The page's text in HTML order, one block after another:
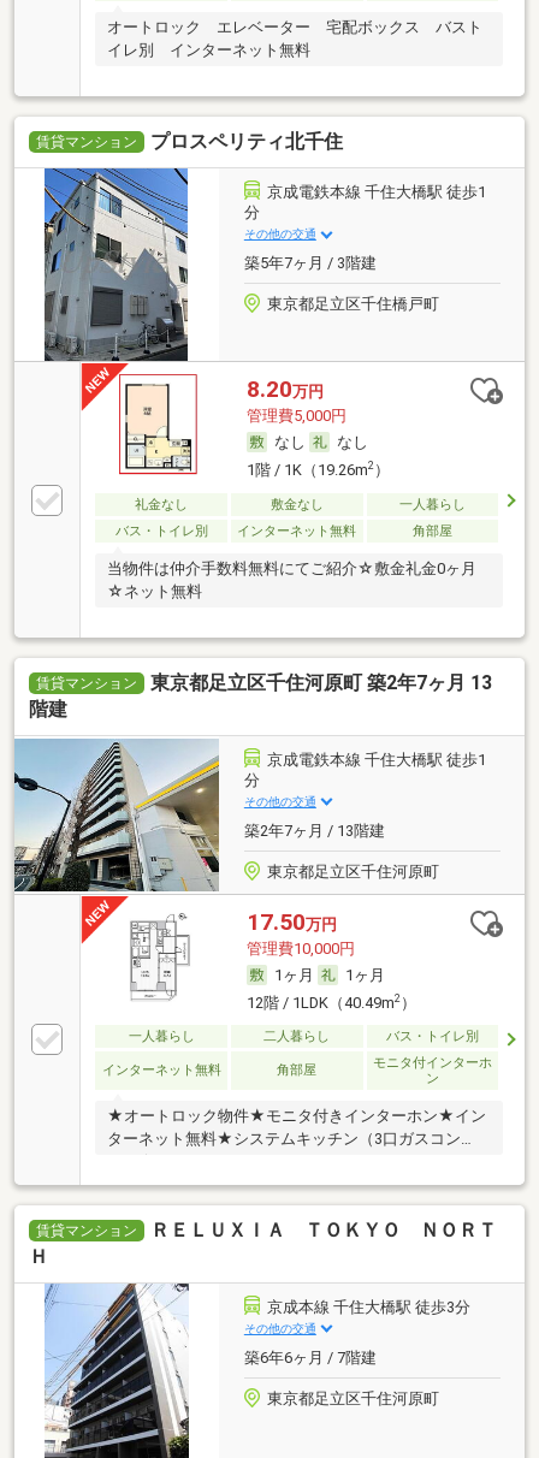
オートロック エレベーター 宅配ボックス バスト
イレ別 インターネット無料
賃貸マンション プロスペリティ北千住
京成電鉄本線 千住大橋駅 徒歩1
分
その他の交通
築5年7ヶ月 / 3階建
東京都足立区千住橋戸町
8.20万円
管理費5,000円
なし
なし
1階 / 1K（19.26m2）
礼金なし 敷金なし
一人暮らし
バス・トイレ別
インターネット無料 角部屋
当物件は仲介手数料無料にてご紹介☆敷金礼金0ヶ月
☆ネット無料
賃貸マンション
東京都足立区千住河原町 築2年7ヶ月 13
階建
京成電鉄本線 千住大橋駅 徒歩1
分
その他の交通
築2年7ヶ月 / 13階建
東京都足立区千住河原町
17.50万円
管理費10,000円
1ヶ月
1ヶ月
12階 / 1LDK（40.49m2）
一人暮らし 二人暮らし バス・トイレ別
インターネット無料 角部屋
モニタ付インターホ
ン
★オートロック物件★モニタ付きインターホン★イン
ターネット無料★システムキッチン（3口ガスコン
賃貸マンション
ＲＥＬＵＸＩＡ ＴＯＫＹＯ ＮＯＲＴ
Ｈ
京成本線 千住大橋駅 徒歩3分
その他の交通
築6年6ヶ月 / 7階建
東京都足立区千住河原町